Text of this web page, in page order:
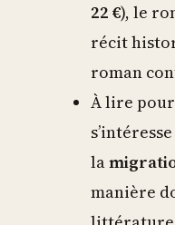
22 €), le
récit
roman
À lire
la
manière